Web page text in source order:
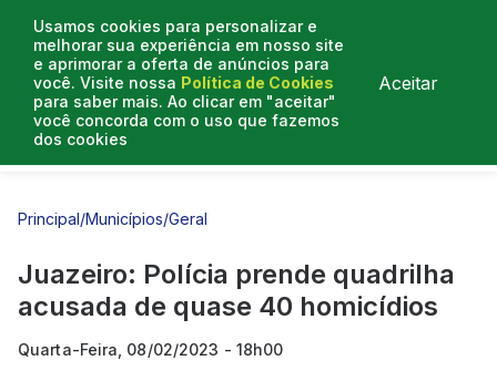
Usamos cookies para personalizar e
melhorar sua experiência em nosso site
e aprimorar a oferta de anúncios para
você. Visite nossa Política de Cookies
para saber mais. Ao clicar em "aceitar"
você concorda com o uso que fazemos
dos cookies
Aceitar
Entrevistas
Principal/Municípios/Geral
Juazeiro: Polícia prende quadrilha
acusada de quase 40 homicídios
Quarta-Feira, 08/02/2023 - 18h00